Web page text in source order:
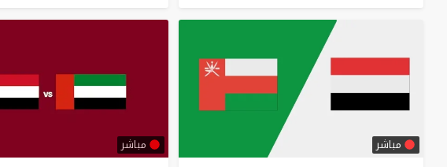
مباشر مباشر